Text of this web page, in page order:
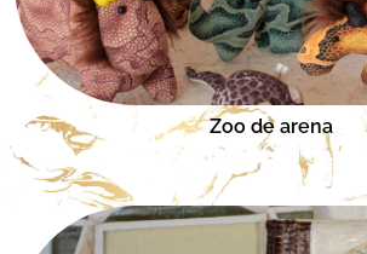
Zoo de arena